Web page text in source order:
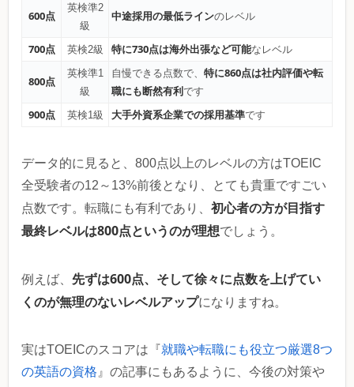
600点
英検準2
級
中途採用の最低ラインのレベル
700点 英検2級 特に730点は海外出張など可能なレベル
800点
英検準1
級
自慢できる点数で、 特に860点は社内評価や転
職にも断然有利です
900点 英検1級 大手外資系企業での採用基準です
データ的に見ると、800点以上のレベルの方はTOEIC
全受験者の12～13%前後となり、とても貴重ですごい
点数です。転職にも有利であり、 初心者の方が目指す
最終レベルは800点というのが理想でしょう。
例えば、 先ずは600点、そして徐々に点数を上げてい
くのが無理のないレベルアップになりますね。
実はTOEICのスコアは『就職や転職にも役立つ厳選8つ
の英語の資格 』の記事にもあるように、今後の対策や